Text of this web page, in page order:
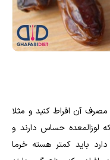
آن افراط کنید و مثلا
که لوزالمعده حساس دارند و
باید کمتر هسته خرما